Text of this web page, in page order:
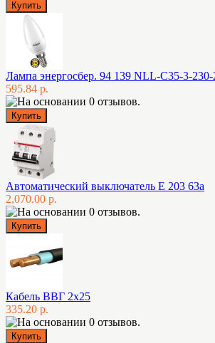
Лампа энергосбер. 94 139 NLL-C35-3-
595.84 р.
Автоматический выключатель E 203 63а
2,070.00 р.
Кабель ВВГ 2х25
335.20 р.